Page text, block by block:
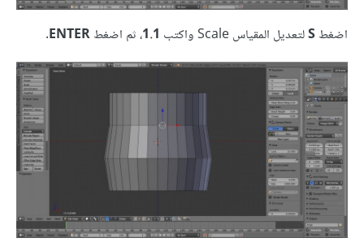
اضغطSلتعديل المقياس Scale واكتب 1.1، ثم اضغطENTER
.